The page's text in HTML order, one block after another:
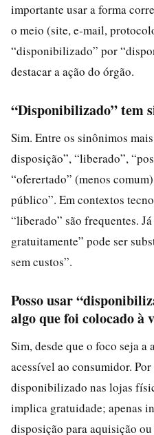
importante usar a forma
o meio (site, e‑mail,
“disponibilizado” por
destacar a ação do órgão.
“Disponibilizado” tem
Sim. Entre os sinônimos
disposição”, “liberado”,
“oferertado” (menos
público”. Em contextos
“liberado” são frequentes.
gratuitamente” pode ser
sem custos”.
Posso usar
algo que foi colocado à
Sim, desde que o foco seja
acessível ao consumidor.
disponibilizado nas lojas
implica gratuidade; apenas
disposição para aquisição ou